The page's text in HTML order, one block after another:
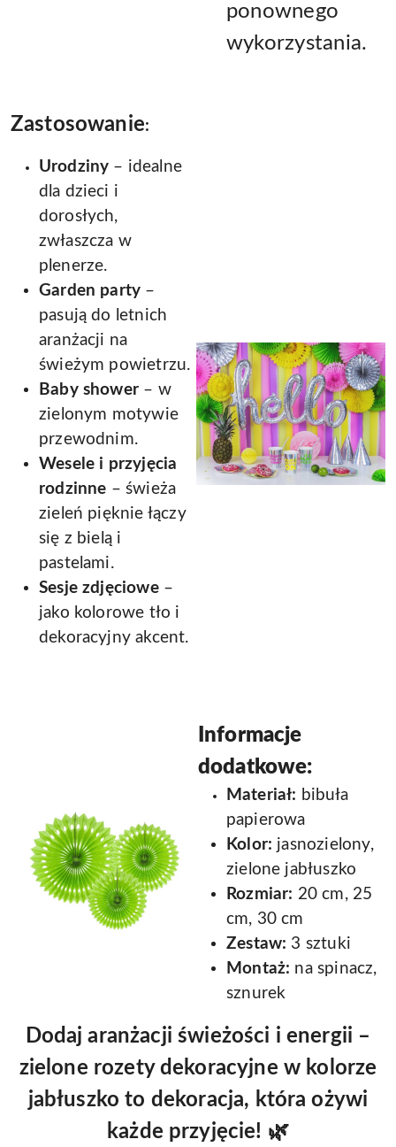
ponownego
wykorzystania.
Zastosowanie:
Urodziny – idealne
dla dzieci i
dorosłych,
zwłaszcza w
plenerze.
Garden party –
pasują do letnich
aranżacji na
świeżym powietrzu.
Baby shower – w
zielonym motywie
przewodnim.
Wesele i przyjęcia
rodzinne – świeża
zieleń pięknie łączy
się z bielą i
pastelami.
Sesje zdjęciowe–
jako kolorowe tło i
dekoracyjny akcent.
Informacje
dodatkowe:
Materiał: bibuła
papierowa
Kolor: jasnozielony,
zielone jabłuszko
Rozmiar: 20 cm, 25
cm, 30 cm
Zestaw: 3 sztuki
Montaż: na spinacz,
sznurek
Dodaj aranżacji świeżości i energii –
zielone rozety dekoracyjne w kolorze
jabłuszko to dekoracja, która ożywi
każde przyjęcie! 🌿